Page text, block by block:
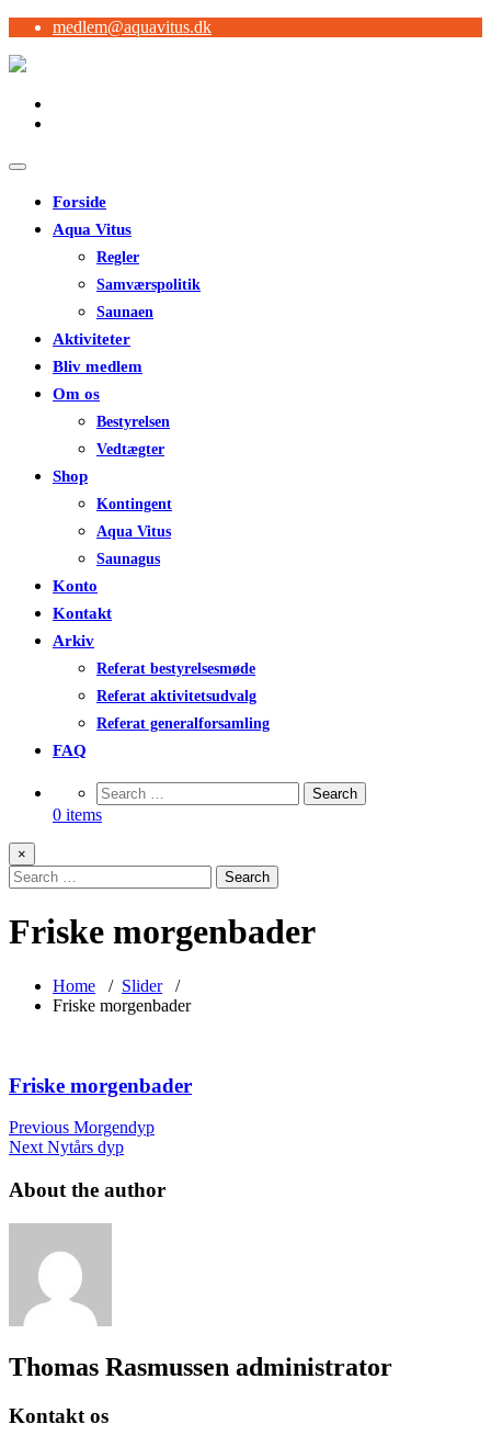
medlem@aquavitus.dk
Forside
Aqua Vitus
Regler
Samværspolitik
Saunaen
Aktiviteter
Bliv medlem
Om os
Bestyrelsen
Vedtægter
Shop
Kontingent
Aqua Vitus
Saunagus
Konto
Kontakt
Arkiv
Referat bestyrelsesmøde
Referat aktivitetsudvalg
Referat generalforsamling
FAQ
0 items
×
Friske morgenbader
Home / Slider/
Friske morgenbader
Friske morgenbader
Indlægsnavigation
Previous Morgendyp
Next Nytårs dyp
About the author
Thomas Rasmussen administrator
Kontakt os